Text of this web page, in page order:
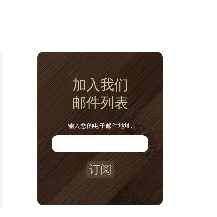
加入我们
邮件列表
输入您的电子邮件地址:
订阅